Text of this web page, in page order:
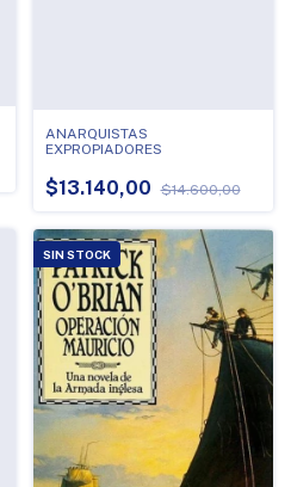
ANARQUISTAS
EXPROPIADORES
$13.140,00 $14.600,00
SIN STOCK